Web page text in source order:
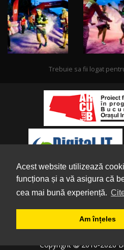
Acest website utilizează
funcționa și a vă asigura că
cea mai bună experiență.
Am înțeles
Trebuie sa fii logat
Despre noi |
Confidențialitate |
Copyright
2016-2026